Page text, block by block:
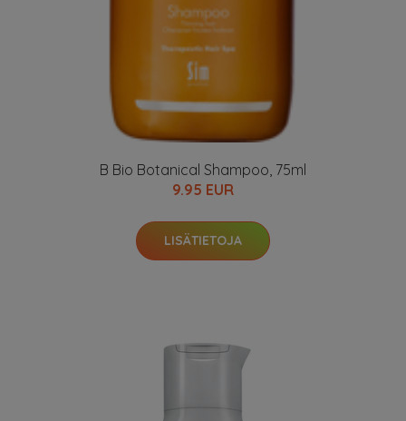
B Bio Botanical Shampoo, 75ml
9.95 EUR
LISÄTIETOJA